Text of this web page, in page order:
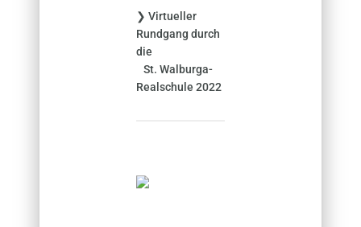
❯ Virtueller
Rundgang durch
die
St. Walburga-
Realschule 2022